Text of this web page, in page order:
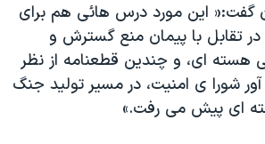
گفت:« این مورد درس هائی هم برای
در تقابل با پیمان منع گسترش و
هسته ای، و چندین قطعنامه از نظر
شورا ی امنیت، در مسیر تولید جنگ
ای پیش می رفت.»